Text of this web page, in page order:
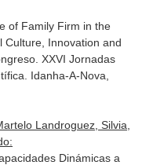
of Family Firm in the
Culture, Innovation and
XXVI Jornadas
Idanha-A-Nova,
Landroguez, Silvia,
Dinámicas a